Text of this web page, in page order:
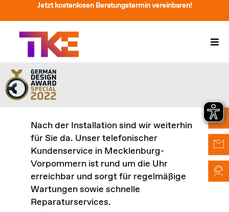
Inhalt
springen
Jetzt kostenlosen Beratungstermin vereinbaren!
Treppenlift
Preise
Service
Treppenliftberatung
Über Uns & Kontakt
Suche
nach:
Nach der Installation sind wir weiterhin
für Sie da. Unser telefonischer
Kundenservice in Mecklenburg-
Vorpommern ist rund um die Uhr
erreichbar und sorgt für regelmäßige
Wartungen sowie schnelle
Reparaturservices.